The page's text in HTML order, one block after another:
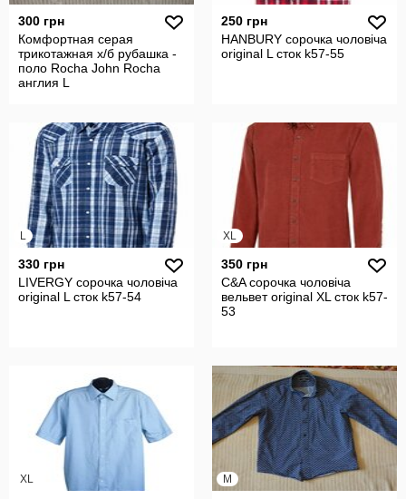
300 грн
Комфортная серая
трикотажная х/б рубашка -
поло Rocha John Rocha
англия L
250 грн
HANBURY сорочка чоловіча
original L сток k57-55
L
330 грн
LIVERGY сорочка чоловіча
original L сток k57-54
XL
350 грн
C&A сорочка чоловіча
вельвет original XL сток k57-
53
XL M